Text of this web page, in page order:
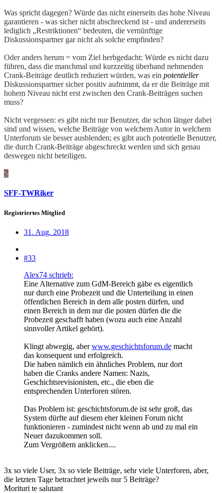
Was spricht dagegen? Würde das nicht einerseits das hohe Niveau
garantieren - was sicher nicht abschreckend ist - und andererseits
lediglich „Restriktionen“ bedeuten, die vernünftige
Diskussionspartner gar nicht als solche empfinden?
Oder anders herum = vom Ziel herbgedacht: Würde es nicht dazu
führen, dass die manchmal und kurzzeitig überhand nehmenden
Crank-Beiträge deutlich reduziert würden, was ein potentieller
Diskussionspartner sicher positiv aufnimmt, da er die Beiträge mit
hohem Niveau nicht erst zwischen den Crank-Beiträgen suchen
muss?
Nicht vergessen: es gibt nicht nur Benutzer, die schon länger dabei
sind und wissen, welche Beiträge von welchem Autor in welchem
Unterforum sie besser ausblenden; es gibt auch potentielle Benutzer,
die durch Crank-Beiträge abgeschreckt werden und sich genau
deswegen nicht beteiligen.
S
SFF-TWRiker
Registriertes Mitglied
31. Aug. 2018
#33
Alex74 schrieb:
Eine Alternative zum GdM-Bereich gäbe es eigentlich
nur durch eine Probezeit und die Unterteilung in einen
öffentlichen Bereich in dem alle posten dürfen, und
einen Bereich in dem nur die posten dürfen die die
Probezeit geschafft haben (wozu auch eine Anzahl
sinnvoller Artikel gehört).
Klingt abwegig, aberwww.geschichtsforum.de macht
das konsequent und erfolgreich.
Die haben nämlich ein ähnliches Problem, nur dort
haben die Cranks andere Namen: Nazis,
Geschichtsrevisionisten, etc., die eben die
entsprechenden Unterforen stören.
Das Problem ist: geschichtsforum.de ist sehr groß, das
System dürfte auf diesem eher kleinen Forum nicht
funktionieren - zumindest nicht wenn ab und zu mal ein
Neuer dazukommen soll.
Zum Vergrößern anklicken....
3x so viele User, 3x so viele Beiträge, sehr viele Unterforen, aber,
die letzten Tage betrachtet jeweils nur 5 Beiträge?
Morituri te salutant